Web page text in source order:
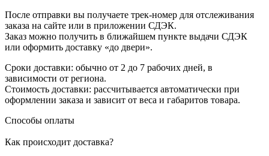
После отправки вы получаете трек-номер для отслеживания
заказа на сайте или в приложении СДЭК.
Заказ можно получить в ближайшем пункте выдачи СДЭК
или оформить доставку «до двери».
Сроки доставки: обычно от 2 до 7 рабочих дней, в
зависимости от региона.
Стоимость доставки: рассчитывается автоматически при
оформлении заказа и зависит от веса и габаритов товара.
Способы оплаты
Как происходит доставка?